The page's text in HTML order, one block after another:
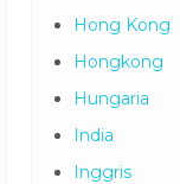
Hong Kong
Hongkong
Hungaria
India
Inggris